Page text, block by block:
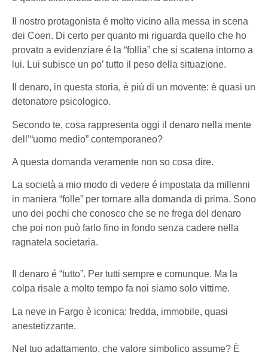
Il nostro protagonista é molto vicino alla messa in scena
dei Coen. Di certo per quanto mi riguarda quello che ho
provato a evidenziare é la “follia” che si scatena intorno a
lui. Lui subisce un po’ tutto il peso della situazione.
Il denaro, in questa storia, è più di un movente: è quasi un
detonatore psicologico.
Secondo te, cosa rappresenta oggi il denaro nella mente
dell’“uomo medio” contemporaneo?
A questa domanda veramente non so cosa dire.
La società a mio modo di vedere é impostata da millenni
in maniera “folle” per tornare alla domanda di prima. Sono
uno dei pochi che conosco che se ne frega del denaro
che poi non può farlo fino in fondo senza cadere nella
ragnatela societaria.
Il denaro é “tutto”. Per tutti sempre e comunque. Ma la
colpa risale a molto tempo fa noi siamo solo vittime.
La neve in Fargo è iconica: fredda, immobile, quasi
anestetizzante.
Nel tuo adattamento, che valore simbolico assume? È